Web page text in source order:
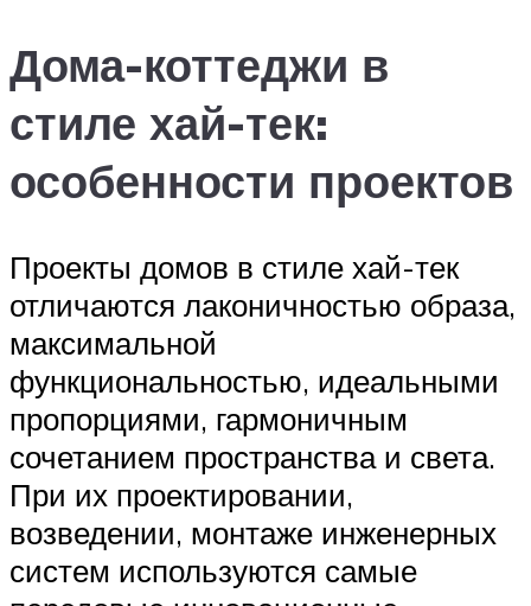
Дома-коттеджи в
стиле хай-тек:
особенности проектов
Проекты домов в стиле хай-тек
отличаются лаконичностью образа,
максимальной
функциональностью, идеальными
пропорциями, гармоничным
сочетанием пространства и света.
При их проектировании,
возведении, монтаже инженерных
систем используются самые